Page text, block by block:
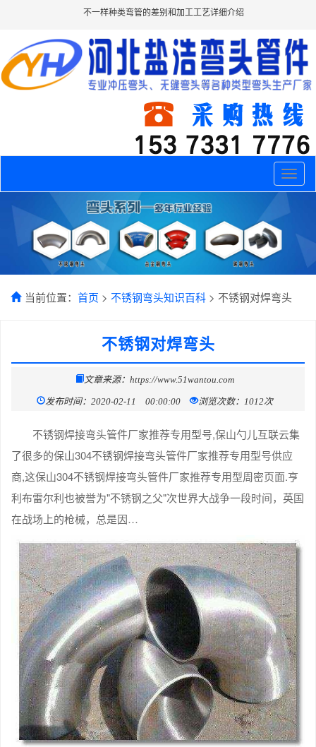
不一样种类弯管的差别和加工工艺详细介绍
Toggle
当前位置： 首页 > 不锈钢弯头知识百科 > 不锈钢对焊弯头
不锈钢对焊弯头
文章来源：https://www.51wantou.com
发布时间：2020-02-11 00:00:00 浏览次数：1012次
不锈钢焊接弯头管件厂家推荐专用型号,保山勺儿互联云集
了很多的保山304不锈钢焊接弯头管件厂家推荐专用型号供应
商,这保山304不锈钢焊接弯头管件厂家推荐专用型周密页面.亨
利布雷尔利也被誉为"不锈钢之父"次世界大战争一段时间，英国
在战场上的枪械，总是因…